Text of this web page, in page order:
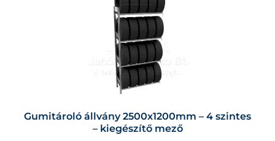
Gumitároló állvány 2500x1200mm – 4 szintes
– kiegészítő mező